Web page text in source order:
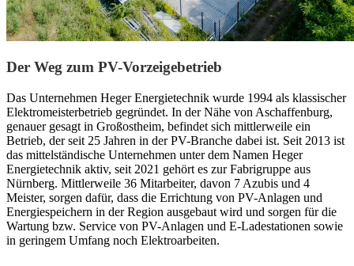
Der Weg zum PV-Vorzeigebetrieb
Das Unternehmen Heger Energietechnik wurde 1994 als klassischer
Elektromeisterbetrieb gegründet. In der Nähe von Aschaffenburg,
genauer gesagt in Großostheim, befindet sich mittlerweile ein
Betrieb, der seit 25 Jahren in der PV-Branche dabei ist. Seit 2013 ist
das mittelständische Unternehmen unter dem Namen Heger
Energietechnik aktiv, seit 2021 gehört es zur Fabrigruppe aus
Nürnberg. Mittlerweile 36 Mitarbeiter, davon 7 Azubis und 4
Meister, sorgen dafür, dass die Errichtung von PV-Anlagen und
Energiespeichern in der Region ausgebaut wird und sorgen für die
Wartung bzw. Service von PV-Anlagen und E-Ladestationen sowie
in geringem Umfang noch Elektroarbeiten.